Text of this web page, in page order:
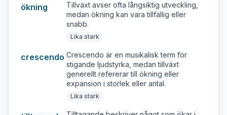
ökning
Tillväxt avser ofta långsiktig utveckling,
medan ökning kan vara tillfällig eller
snabb.
Lika stark
crescendo Crescendo är en musikalisk term för
stigande ljudstyrka, medan tillväxt
generellt refererar till ökning eller
expansion i storlek eller antal.
Lika stark